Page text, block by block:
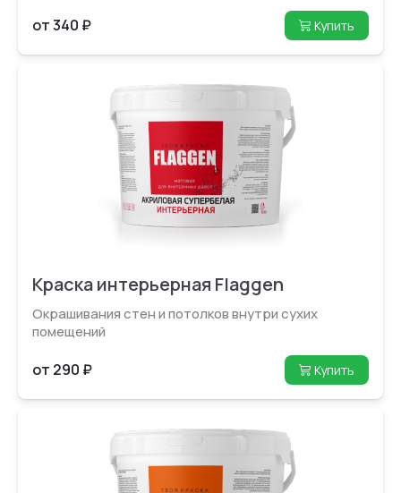
от 340 ₽ Купить
Краска интерьерная Flaggen
Окрашивания стен и потолков внутри сухих
помещений
от 290 ₽ Купить